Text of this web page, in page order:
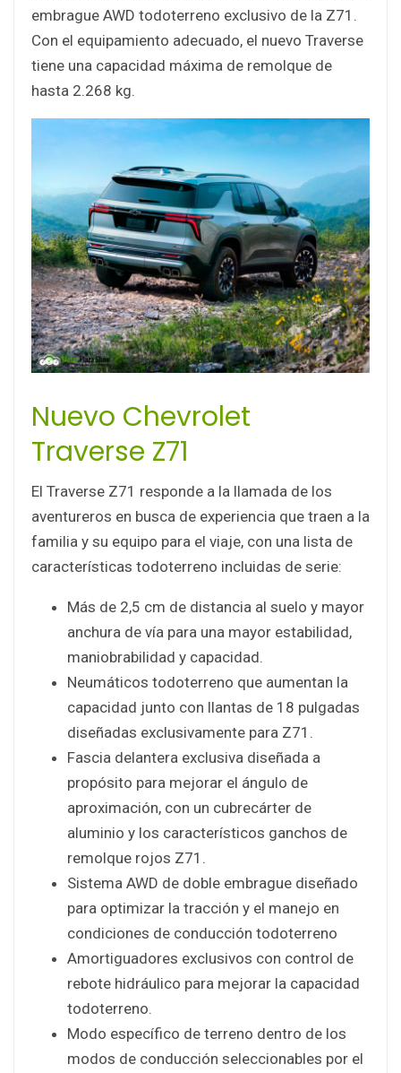
embrague AWD todoterreno exclusivo de la Z71.
Con el equipamiento adecuado, el nuevo Traverse
tiene una capacidad máxima de remolque de
hasta 2.268 kg.
Nuevo Chevrolet
Traverse Z71
El Traverse Z71 responde a la llamada de los
aventureros en busca de experiencia que traen a la
familia y su equipo para el viaje, con una lista de
características todoterreno incluidas de serie:
Más de 2,5 cm de distancia al suelo y mayor
anchura de vía para una mayor estabilidad,
maniobrabilidad y capacidad.
Neumáticos todoterreno que aumentan la
capacidad junto con llantas de 18 pulgadas
diseñadas exclusivamente para Z71.
Fascia delantera exclusiva diseñada a
propósito para mejorar el ángulo de
aproximación, con un cubrecárter de
aluminio y los característicos ganchos de
remolque rojos Z71.
Sistema AWD de doble embrague diseñado
para optimizar la tracción y el manejo en
condiciones de conducción todoterreno
Amortiguadores exclusivos con control de
rebote hidráulico para mejorar la capacidad
todoterreno.
Modo específico de terreno dentro de los
modos de conducción seleccionables por el